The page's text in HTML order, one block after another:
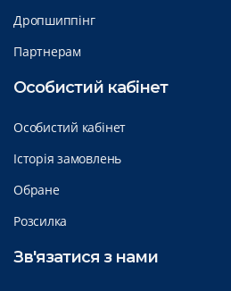
Дропшиппінг
Партнерам
Особистий кабінет
Особистий кабінет
Історія замовлень
Обране
Розсилка
Зв'язатися з нами